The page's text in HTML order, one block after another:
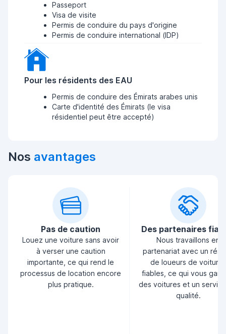
Passeport
Visa de visite
Permis de conduire du pays d'origine
Permis de conduire international (IDP)
Pour les résidents des EAU
Permis de conduire des Émirats arabes unis
Carte d'identité des Émirats (le visa
résidentiel peut être accepté)
Nos avantages
Pas de caution
Louez une voiture sans avoir
à verser une caution
importante, ce qui rend le
processus de location encore
plus pratique.
Des partenaires
Nous travaillons en
partenariat avec un
de loueurs de voitures
fiables, ce qui vous
des voitures et un
qualité.